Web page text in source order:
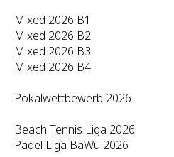
Mixed 2026 B1
Mixed 2026 B2
Mixed 2026 B3
Mixed 2026 B4
Pokalwettbewerb 2026
Beach Tennis Liga 2026
Padel Liga BaWü 2026